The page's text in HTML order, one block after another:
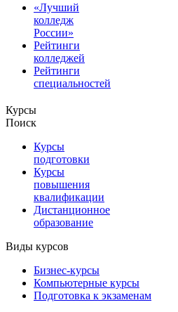
«Лучший
колледж
России»
Рейтинги
колледжей
Рейтинги
специальностей
Курсы
Поиск
Курсы
подготовки
Курсы
повышения
квалификации
Дистанционное
образование
Виды курсов
Бизнес-курсы
Компьютерные курсы
Подготовка к экзаменам